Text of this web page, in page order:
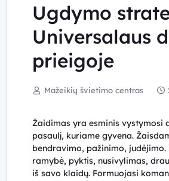
Ugdymo
Universalaus
prieigoje
Mažeikių švietimo centras
Žaidimas yra esminis vystymosi
pasaulį, kuriame gyvena.
bendravimo, pažinimo,
ramybė, pyktis, nusivylimas,
iš savo klaidų. Formuojasi